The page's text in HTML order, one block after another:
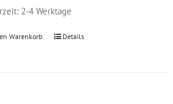
2-4 Werktage
Warenkorb Details